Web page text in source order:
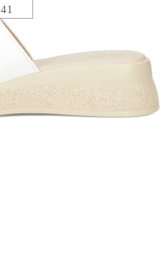
41
БЯЛ
ЕСТЕСТВЕНА КОЖА
ЕСТЕСТВЕНА КОЖА
ЕСТЕСТВЕНА КОЖА
4 см.
3 см.